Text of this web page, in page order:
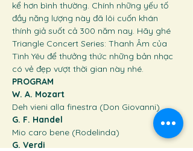
kể hơn bình thường. Chính những yếu tố
đầy năng lượng này đã lôi cuốn khán
thính giả suốt cả 300 năm nay. Hãy ghé
Triangle Concert Series: Thanh Âm của
Tình Yêu để thưởng thức những bản nhạc
có vẻ đẹp vượt thời gian này nhé.
PROGRAM
W. A. Mozart
Deh vieni alla finestra (Don Giovanni)
G. F. Handel
Mio caro bene (Rodelinda)
G. Verdi